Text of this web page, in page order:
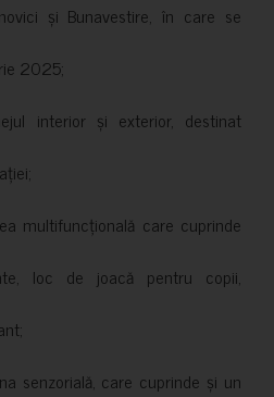
și Bunavestire, în care se
2025;
interior și exterior, destinat
multifuncțională care cuprinde
loc de joacă pentru copii,
senzorială, care cuprinde și un